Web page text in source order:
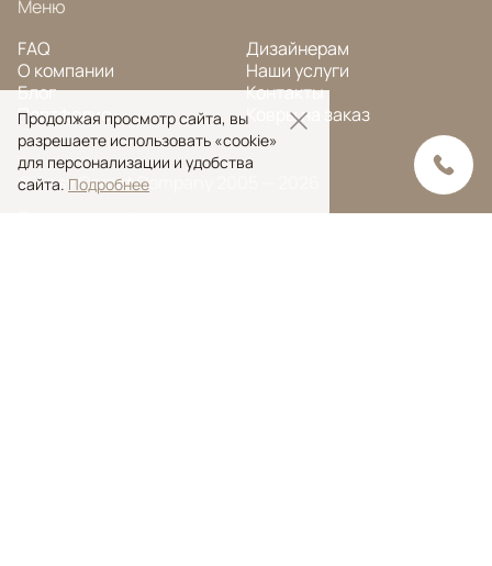
Меню
FAQ
О компании
Блог
Портфолио
Дизайнерам
Наши услуги
Контакты
Ковры на заказ
© Ansy Carpet Company 2005 — 2026
Продолжая просмотр сайта, вы
разрешаете использовать «cookie»
для персонализации и удобства
сайта. Подробнее